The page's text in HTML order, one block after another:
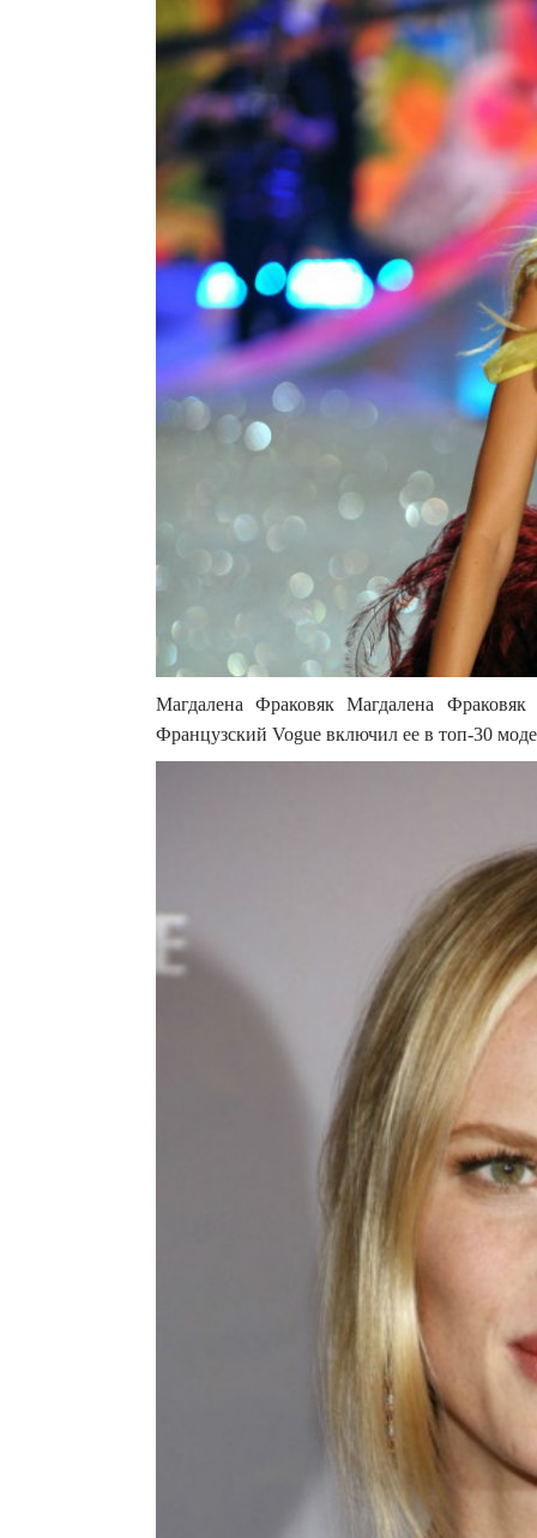
Магдалена Фраковяк Магдалена
Французский Vogue включил ее в топ-30